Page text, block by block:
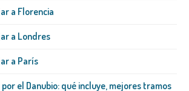
a Florencia
a Londres
a París
el Danubio: qué incluye, mejores tramos